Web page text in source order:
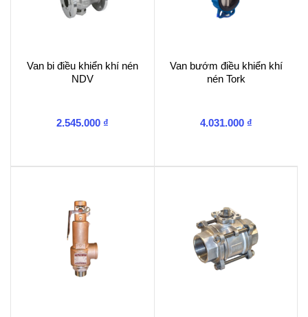
Van bi điều khiển khí nén
NDV
2.545.000 ₫
Van bướm điều khiển khí
nén Tork
4.031.000 ₫